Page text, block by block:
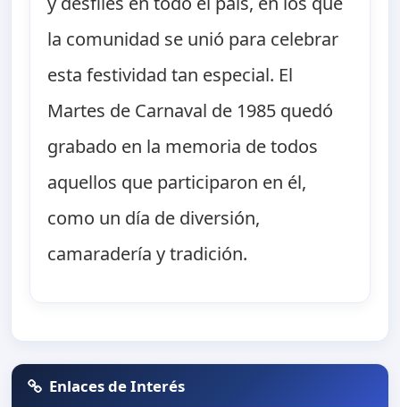
la comunidad se unió para celebrar
esta festividad tan especial. El
Martes de Carnaval de 1985 quedó
grabado en la memoria de todos
aquellos que participaron en él,
como un día de diversión,
camaradería y tradición.
Enlaces de Interés